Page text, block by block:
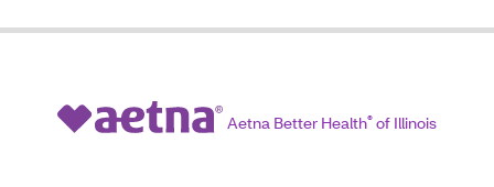
Aetna Better Health® of Illinois